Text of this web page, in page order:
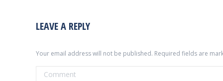
LEAVE A REPLY
Your email address will not be published. Required fields are
Comment